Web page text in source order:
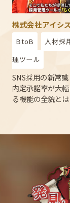
株式会社アイシス
BtoB 人材採
理ツール
SNS採用の新常
内定承諾率が大
る機能の全貌とは